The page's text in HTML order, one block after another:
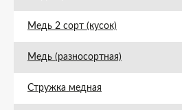
Медь 2 сорт (кусок)
Медь (разносортная)
Стружка медная